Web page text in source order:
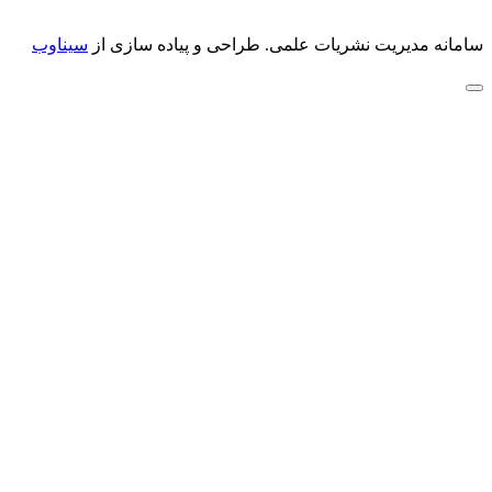
سامانه مدیریت نشریات علمی. طراحی و پیاده سازی از سیناوب